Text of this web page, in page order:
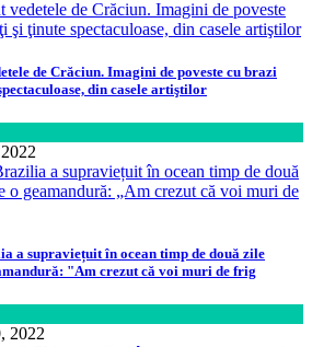
de Crăciun. Imagini de poveste cu brazi
din casele artiştilor
a supraviețuit în ocean timp de două zile
"Am crezut că voi muri de frig
2022